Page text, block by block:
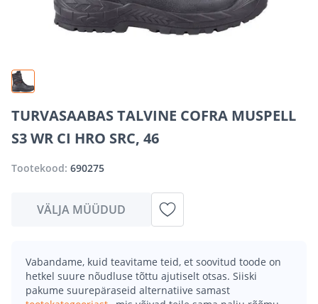
TURVASAABAS TALVINE COFRA MUSPELL
S3 WR CI HRO SRC, 46
Tootekood: 690275
VÄLJA MÜÜDUD
Vabandame, kuid teavitame teid, et soovitud toode on
hetkel suure nõudluse tõttu ajutiselt otsas. Siiski
pakume suurepäraseid alternatiive samast